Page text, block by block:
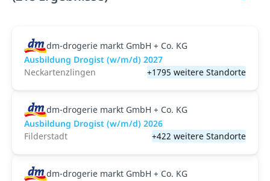
dm-drogerie markt GmbH + Co. KG
Ausbildung Drogist (w/m/d) 2027
Neckartenzlingen
+1795 weitere Standorte
dm-drogerie markt GmbH + Co. KG
Ausbildung Drogist (w/m/d) 2026
Filderstadt
+422 weitere Standorte
dm-drogerie markt GmbH + Co. KG